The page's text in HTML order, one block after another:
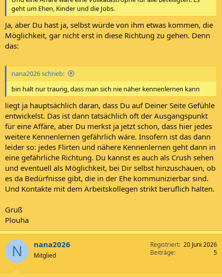
geht um Ehen, Kinder und die Jobs.
Ja, aber Du hast ja, selbst würde von ihm etwas kommen, die
Möglichkeit, gar nicht erst in diese Richtung zu gehen. Denn
das:
nana2026 schrieb:
bin halt nur traurig, dass man sich nie näher kennenlernen kann
liegt ja hauptsächlich daran, dass Du auf Deiner Seite Gefühle
entwickelst. Das ist dann tatsächlich oft der Ausgangspunkt
für eine Affäre, aber Du merkst ja jetzt schon, dass hier jedes
weitere Kennenlernen gefährlich wäre. Insofern ist das dann
leider so: jedes Flirten und nähere Kennenlernen geht dann in
eine gefährliche Richtung. Du kannst es auch als Crush sehen
und eventuell als Möglichkeit, bei Dir selbst hinzuschauen, ob
es da Bedürfnisse gibt, die in der Ehe kommunizierbar sind.
Und Kontakte mit dem Arbeitskollegen strikt beruflich halten.
Gruß
Plouha
N nana2026
Mitglied
Registriert 20 Juni 2026
Beiträge
5